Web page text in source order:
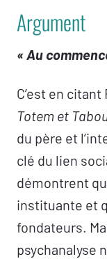
Argument
« Au
C’est en
Totem et
du père et
clé du lien
démontrent
instituante et
fondateurs.
psychanalyse